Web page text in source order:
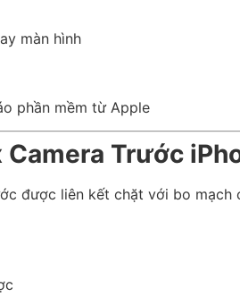
màn hình
phần mềm từ Apple
Trước
được liên kết chặt với bo